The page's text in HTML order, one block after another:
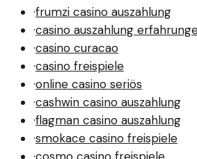
·frumzi casino auszahlung
·casino auszahlung
·casino curacao
·casino freispiele
·online casino seriös
·cashwin casino auszahlung
·flagman casino auszahlung
·smokace casino freispiele